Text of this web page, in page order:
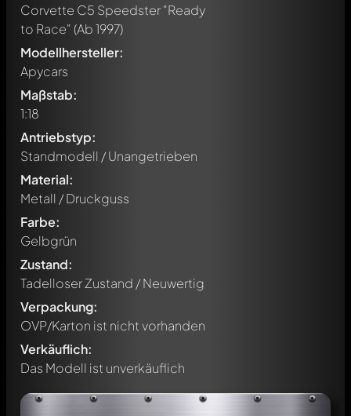
Corvette C5 Speedster "Ready
to Race"(Ab 1997)
Modellhersteller:
Apycars
Maßstab:
1:18
Antriebstyp:
Standmodell / Unangetrieben
Material:
Metall / Druckguss
Farbe:
Gelbgrün
Zustand:
Tadelloser Zustand / Neuwertig
Verpackung:
OVP/Karton ist nicht vorhanden
Verkäuflich:
Das Modell ist unverkäuflich
Schreibe jetzt einen ersten Kommentar zu diesem Modell!